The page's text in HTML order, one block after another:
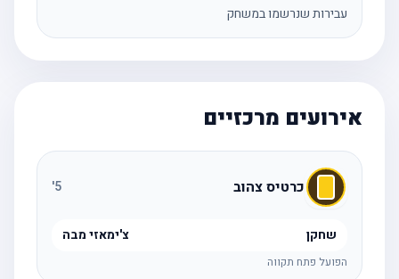
עבירות שנרשמו במשחק
אירועים מרכזיים
כרטיס צהוב
שחקן צ'ימאזי מבה
הפועל פתח תקווה